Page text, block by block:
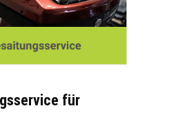
für